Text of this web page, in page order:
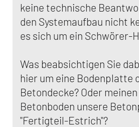
keine technische
den Systemaufbau nicht
es sich um ein Schwörer-
Was beabsichtigen Sie
hier um eine Bodenplatte
Betondecke? Oder
Betonboden unsere
"Fertigteil-Estrich"?